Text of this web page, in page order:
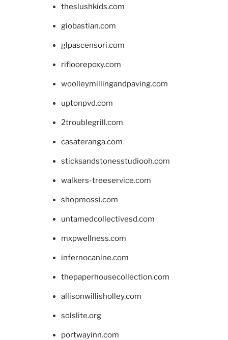
theslushkids.com
giobastian.com
glpascensori.com
rifloorepoxy.com
woolleymillingandpaving.com
uptonpvd.com
2troublegrill.com
casateranga.com
sticksandstonesstudiooh.com
walkers-treeservice.com
shopmossi.com
untamedcollectivesd.com
mxpwellness.com
infernocanine.com
thepaperhousecollection.com
allisonwillisholley.com
solslite.org
portwayinn.com